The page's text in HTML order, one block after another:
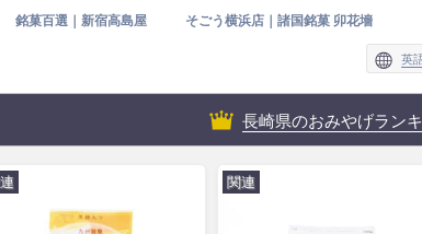
銘菓百選｜新宿高島屋
そごう横浜店｜諸国銘菓 卯花墻
英
長崎県のおみやげラン
関連